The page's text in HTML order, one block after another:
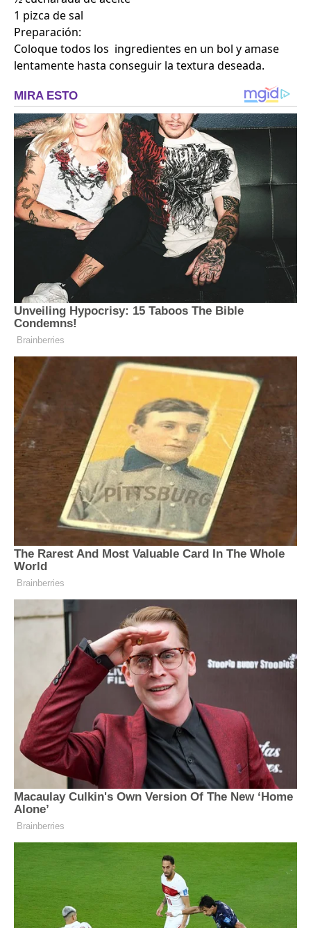
1 pizca de sal
Preparación:
Coloque todos los ingredientes en un bol y amase
lentamente hasta conseguir la textura deseada.